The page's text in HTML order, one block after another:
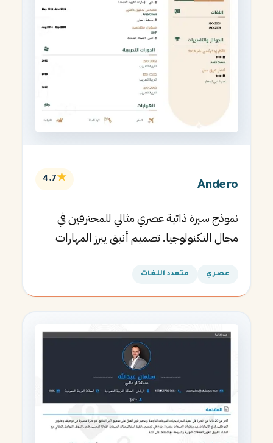
Andero
★
4.7
نموذج سيرة ذاتية عصري مثالي للمحترفين في
مجال التكنولوجيا. تصميم أنيق يبرز المهارات
عصري متعدد اللغات